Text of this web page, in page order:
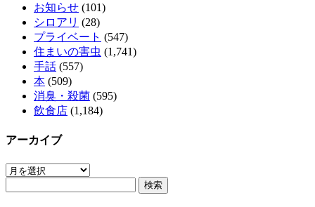
お知らせ (101)
シロアリ (28)
プライベート (547)
住まいの害虫 (1,741)
手話 (557)
本 (509)
消臭・殺菌 (595)
飲食店 (1,184)
アーカイブ
ア